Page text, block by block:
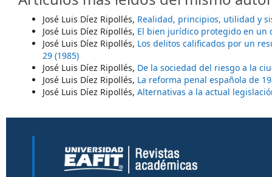
José Luis Díez Ripollés, Realidad, principios, utilidad y
José Luis Díez Ripollés, El bien jurídico protegido en un
José Luis Díez Ripollés, Los delitos calificados por un
29 (1985)
José Luis Díez Ripollés, De la sociedad del riesgo a la
José Luis Díez Ripollés, La reforma penal española de
José Luis Díez Ripollés, Alternativas a la actual